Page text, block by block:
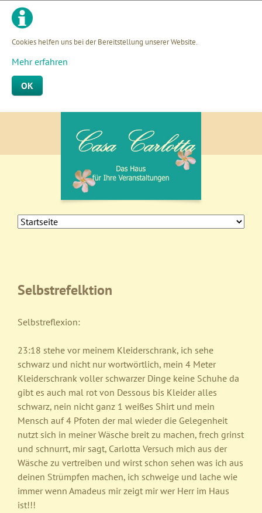
Cookies helfen uns bei der Bereitstellung unserer Website.
Mehr erfahren
OK
überspringen
Navigation
Selbstrefelktion
Selbstreflexion:
23:18 stehe vor meinem Kleiderschrank, ich sehe
schwarz und nicht nur wortwörtlich, mein 4 Meter
Kleiderschrank voller schwarzer Dinge keine Schuhe da
gibt es auch mal rot von Dessous bis Kleider alles
schwarz, nein nicht ganz 1 weißes Shirt und mein
Mensch auf 4 Pfoten der mal wieder die Gelegenheit
nutzt sich in meiner Wäsche breit zu machen, frech grinst
und schnurrt, mir sagt, Carlotta Versuch mich aus der
Wäsche zu vertreiben und wirst schon sehen was ich aus
deinen Strümpfen machen, ich schweige und lache wie
immer wenn Amadeus mir zeigt mir wer Herr im Haus
ist!!!